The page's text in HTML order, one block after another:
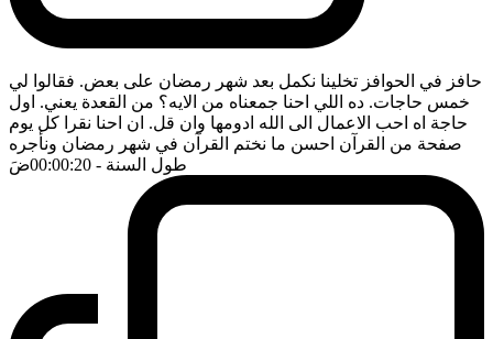
حافز في الحوافز تخلينا نكمل بعد شهر رمضان على بعض. فقالوا لي
خمس حاجات. ده اللي احنا جمعناه من الايه؟ من القعدة يعني. اول
حاجة اه احب الاعمال الى الله ادومها وان قل. ان احنا نقرا كل يوم
صفحة من القرآن احسن ما نختم القرآن في شهر رمضان ونأجره
طول السنة - 00:00:20 ضَ